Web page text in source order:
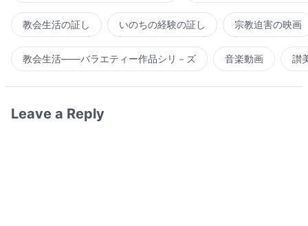
教会生活の証し いのちの経験の証し 宗教迫害の映画
教会生活――バラエティー作品シリ－ズ 音楽動画 讃
Leave a Reply